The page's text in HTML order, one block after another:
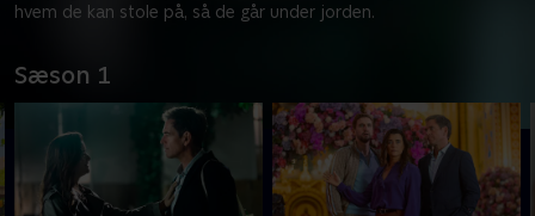
hvem de kan stole på, så de går under jorden.
Sæson 1